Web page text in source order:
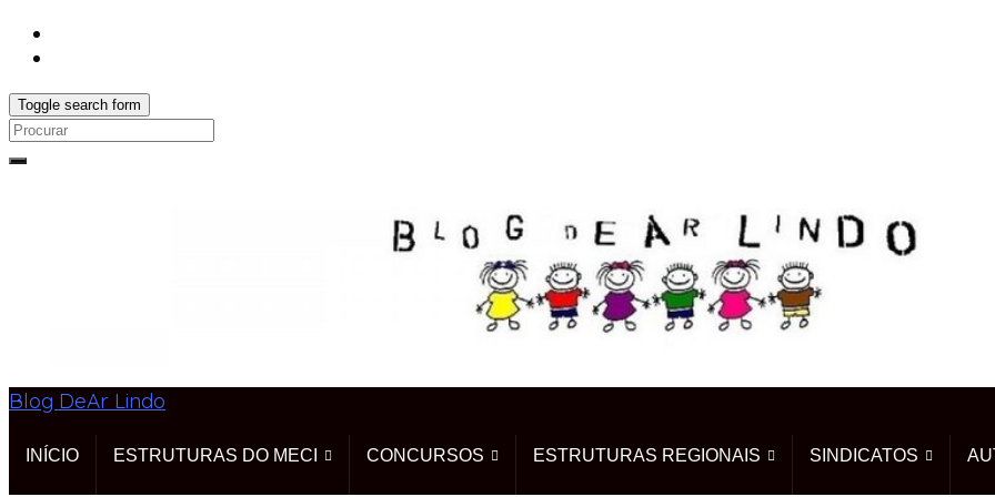
Toggle search form
Search
Blog DeAr Lindo
INÍCIO ESTRUTURAS DO MECI CONCURSOS ESTRUTURAS REGIONAIS SINDICATOS